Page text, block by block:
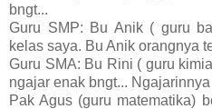
bngt...
Guru SMP: Bu Anik ( guru
kelas saya. Bu Anik orangnya
Guru SMA: Bu Rini ( guru
ngajar enak bngt...
Pak Agus (guru matematika)